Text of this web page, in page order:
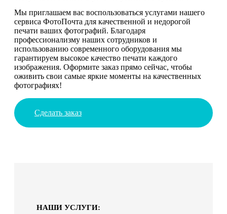
Мы приглашаем вас воспользоваться услугами нашего
сервиса ФотоПочта для качественной и недорогой
печати ваших фотографий. Благодаря
профессионализму наших сотрудников и
использованию современного оборудования мы
гарантируем высокое качество печати каждого
изображения. Оформите заказ прямо сейчас, чтобы
оживить свои самые яркие моменты на качественных
фотографиях!
Сделать заказ
НАШИ УСЛУГИ: